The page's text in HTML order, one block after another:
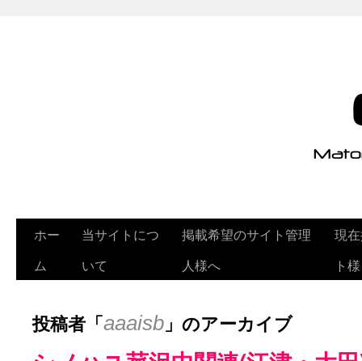
ホー
ム
当サイトにつ
いて
掲載希望のサイト管理
人様へ
現
ト様
投稿者「aaaisb 」のアーカイブ